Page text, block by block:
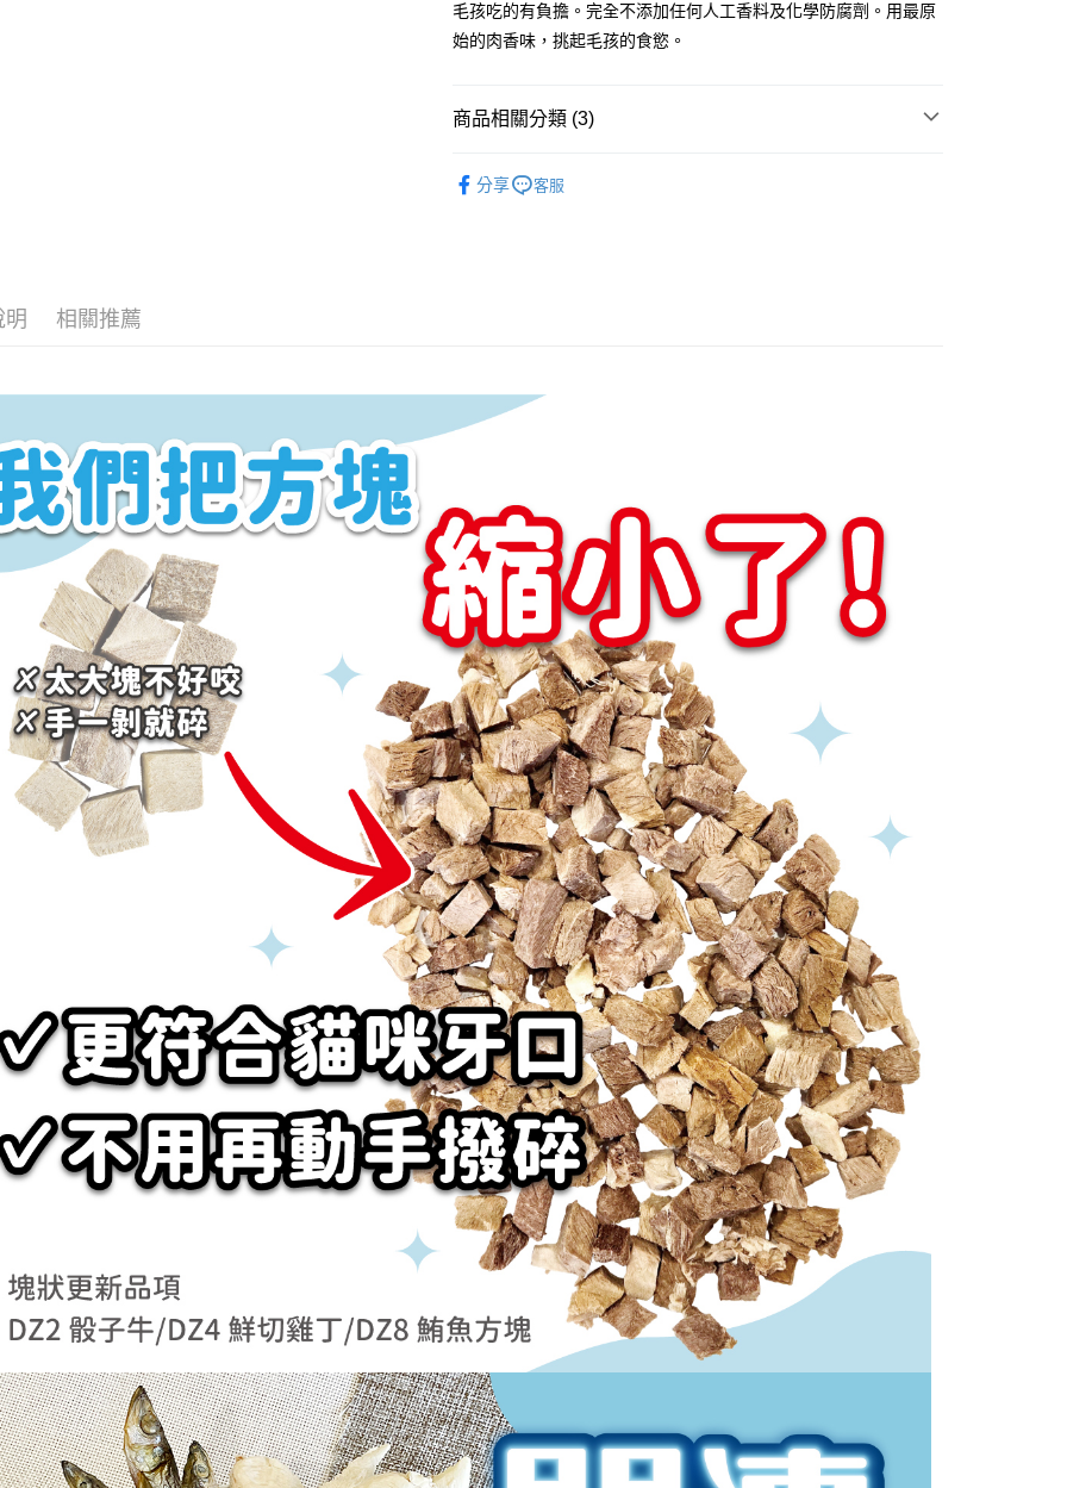
毛孩吃的有負擔。完全不添加任何人工香料及化學防腐劑。用最原
始的肉香味，挑起毛孩的食慾。
商品相關分類 (3)
分享 客服
明 相關推薦